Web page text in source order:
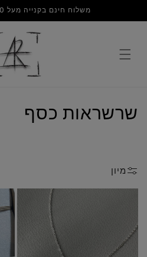
משלוח חינם בקנייה מעל 300 ש"ח (לישראל)
ק
י
שרשראות כסף
מיון